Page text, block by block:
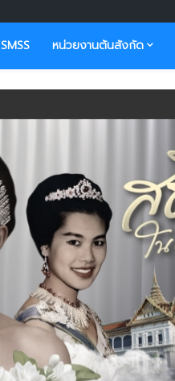
SMSS หน่วยงานต้นสังกัด